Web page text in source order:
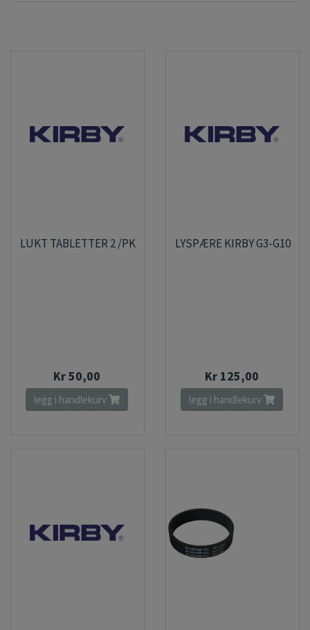
LUKT TABLETTER 2 /PK
Kr 50,00
legg i handlekurv
LYSPÆRE KIRBY G3-G10
Kr 125,00
legg i handlekurv